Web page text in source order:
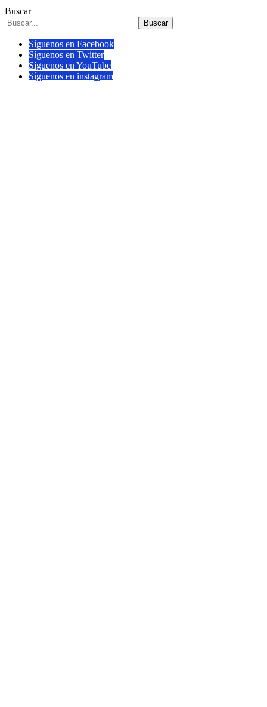
Buscar
Buscar
Síguenos en Facebook
Síguenos en Twitter
Síguenos en YouTube
Síguenos en instagram